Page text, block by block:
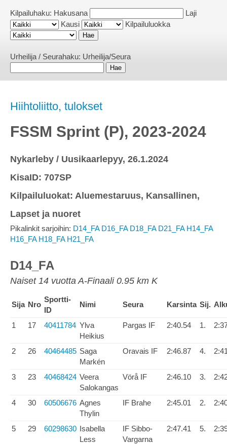
Kilpailuhaku: Hakusana
Laji
Kausi
Kilpailuluokka
Urheilija / Seurahaku: Urheilija/Seura
Hiihtoliitto, tulokset
FSSM Sprint (P), 2023-2024
Nykarleby / Uusikaarlepyy, 26.1.2024
KisaID: 707SP
Kilpailuluokat: Aluemestaruus, Kansallinen,
Lapset ja nuoret
Pikalinkit sarjoihin: D14_FA D16_FA D18_FA D21_FA H14_FA
H16_FA H18_FA H21_FA
D14_FA
Naiset 14 vuotta A-Finaali 0.95 km K
Sija Nro
Sportti-
ID
Nimi Seura Karsinta Sij.
1 17 40411784 Ylva
Heikius
Pargas IF 2:40.54 1.
2 26 40464485 Saga
Markén
Oravais IF 2:46.87 4.
3 23 40468424 Veera
Salokangas
Vörå IF 2:46.10 3.
4 30 60506676 Agnes
Thylin
IF Brahe 2:45.01 2.
5 29 60298630 Isabella
Less
IF Sibbo-
Vargarna
2:47.41 5.